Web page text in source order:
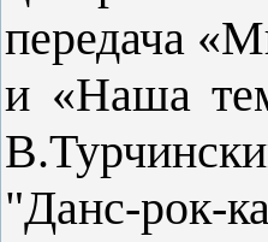
передача
и «Наша
"Данс-